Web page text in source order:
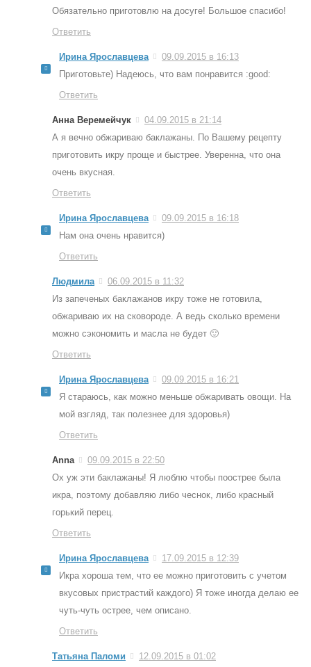
Обязательно приготовлю на досуге! Большое спасибо!
Ответить
Ирина Ярославцева
09.09.2015 в 16:13
Приготовьте) Надеюсь, что вам понравится :good:
Ответить
Анна Веремейчук
04.09.2015 в 21:14
А я вечно обжариваю баклажаны. По Вашему рецепту
приготовить икру проще и быстрее. Уверенна, что она
очень вкусная.
Ответить
Ирина Ярославцева
09.09.2015 в 16:18
Нам она очень нравится)
Ответить
Людмила
06.09.2015 в 11:32
Из запеченых баклажанов икру тоже не готовила,
обжариваю их на сковороде. А ведь сколько времени
можно сэкономить и масла не будет 🙂
Ответить
Ирина Ярославцева
09.09.2015 в 16:21
Я стараюсь, как можно меньше обжаривать овощи. На
мой взгляд, так полезнее для здоровья)
Ответить
Anna
09.09.2015 в 22:50
Ох уж эти баклажаны! Я люблю чтобы поострее была
икра, поэтому добавляю либо чеснок, либо красный
горький перец.
Ответить
Ирина Ярославцева
17.09.2015 в 12:39
Икра хороша тем, что ее можно приготовить с учетом
вкусовых пристрастий каждого) Я тоже иногда делаю ее
чуть-чуть острее, чем описано.
Ответить
Татьяна Паломи 12.09.2015 в 01:02